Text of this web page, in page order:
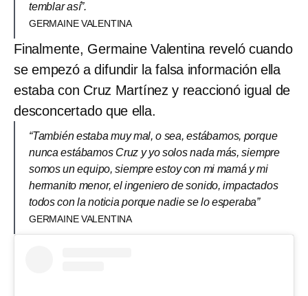
temblar así”.
GERMAINE VALENTINA
Finalmente, Germaine Valentina reveló cuando
se empezó a difundir la falsa información ella
estaba con Cruz Martínez y reaccionó igual de
desconcertado que ella.
“También estaba muy mal, o sea, estábamos, porque
nunca estábamos Cruz y yo solos nada más, siempre
somos un equipo, siempre estoy con mi mamá y mi
hermanito menor, el ingeniero de sonido, impactados
todos con la noticia porque nadie se lo esperaba”
GERMAINE VALENTINA